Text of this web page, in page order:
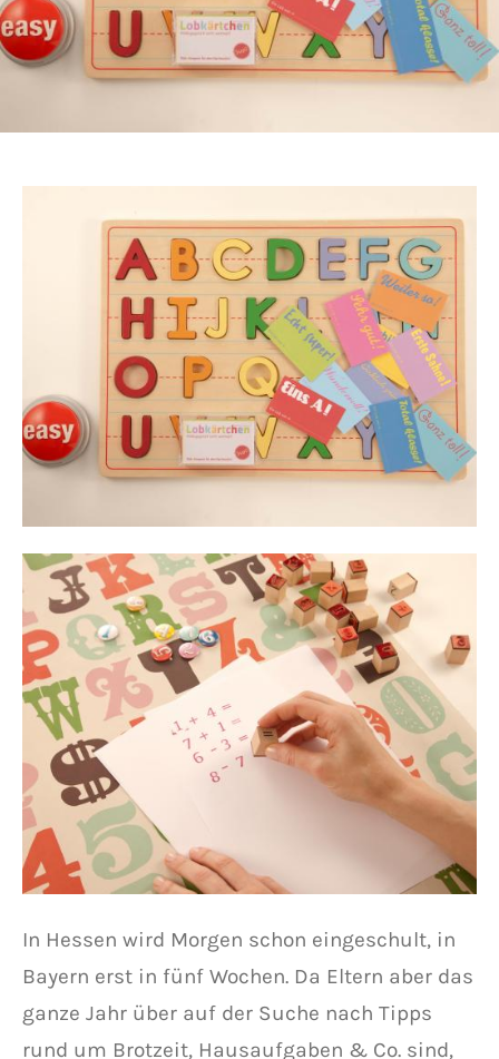
In Hessen wird Morgen schon eingeschult, in
Bayern erst in fünf Wochen. Da Eltern aber das
ganze Jahr über auf der Suche nach Tipps
rund um Brotzeit, Hausaufgaben & Co. sind,